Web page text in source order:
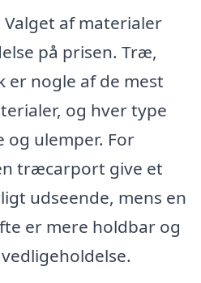
Valget af materialer
på prisen. Træ,
er nogle af de mest
og hver type
og ulemper. For
træcarport give et
udseende, mens en
er mere holdbar og